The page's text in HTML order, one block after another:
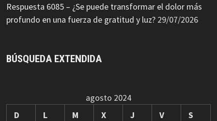
Respuesta 6085 – ¿Se puede transformar el dolor más
profundo en una fuerza de gratitud y luz? 29/07/2026
BÚSQUEDA EXTENDIDA
agosto 2024
D
L M X J V
S